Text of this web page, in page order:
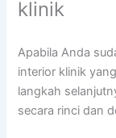
klinik
Apabila Anda
interior klinik
langkah
secara rinci dan